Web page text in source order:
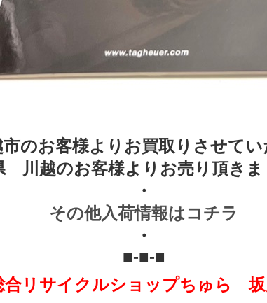
のお客様よりお買取りさせてい
川越のお客様よりお売り頂きま
・
その他入荷情報はコチラ
・
■-■-■
合リサイクルショップちゅら